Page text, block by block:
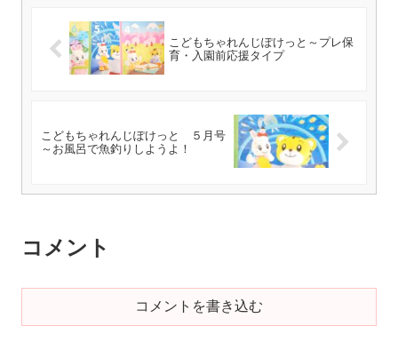
こどもちゃれんじぽけっと～プレ保
育・入園前応援タイプ
こどもちゃれんじぽけっと ５月号
～お風呂で魚釣りしようよ！
コメント
コメントを書き込む